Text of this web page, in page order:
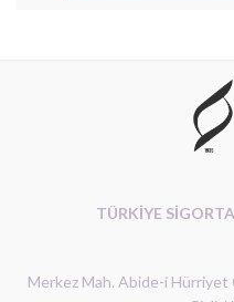
TÜRKİYE
Merkez Mah. Abide-i Hürriyet